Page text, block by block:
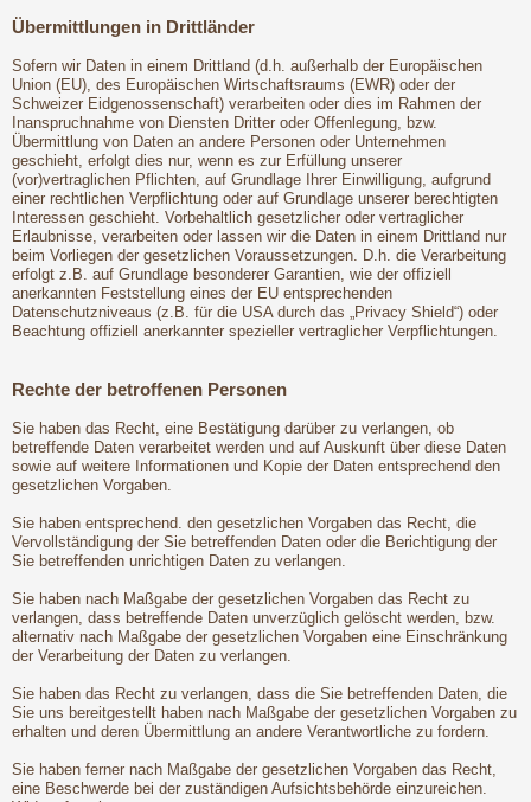
Übermittlungen in Drittländer
Sofern wir Daten in einem Drittland (d.h. außerhalb der Europäischen
Union (EU), des Europäischen Wirtschaftsraums (EWR) oder der
Schweizer Eidgenossenschaft) verarbeiten oder dies im Rahmen der
Inanspruchnahme von Diensten Dritter oder Offenlegung, bzw.
Übermittlung von Daten an andere Personen oder Unternehmen
geschieht, erfolgt dies nur, wenn es zur Erfüllung unserer
(vor)vertraglichen Pflichten, auf Grundlage Ihrer Einwilligung, aufgrund
einer rechtlichen Verpflichtung oder auf Grundlage unserer berechtigten
Interessen geschieht. Vorbehaltlich gesetzlicher oder vertraglicher
Erlaubnisse, verarbeiten oder lassen wir die Daten in einem Drittland nur
beim Vorliegen der gesetzlichen Voraussetzungen. D.h. die Verarbeitung
erfolgt z.B. auf Grundlage besonderer Garantien, wie der offiziell
anerkannten Feststellung eines der EU entsprechenden
Datenschutzniveaus (z.B. für die USA durch das „Privacy Shield“) oder
Beachtung offiziell anerkannter spezieller vertraglicher Verpflichtungen.
Rechte der betroffenen Personen
Sie haben das Recht, eine Bestätigung darüber zu verlangen, ob
betreffende Daten verarbeitet werden und auf Auskunft über diese Daten
sowie auf weitere Informationen und Kopie der Daten entsprechend den
gesetzlichen Vorgaben.
Sie haben entsprechend. den gesetzlichen Vorgaben das Recht, die
Vervollständigung der Sie betreffenden Daten oder die Berichtigung der
Sie betreffenden unrichtigen Daten zu verlangen.
Sie haben nach Maßgabe der gesetzlichen Vorgaben das Recht zu
verlangen, dass betreffende Daten unverzüglich gelöscht werden, bzw.
alternativ nach Maßgabe der gesetzlichen Vorgaben eine Einschränkung
der Verarbeitung der Daten zu verlangen.
Sie haben das Recht zu verlangen, dass die Sie betreffenden Daten, die
Sie uns bereitgestellt haben nach Maßgabe der gesetzlichen Vorgaben zu
erhalten und deren Übermittlung an andere Verantwortliche zu fordern.
Sie haben ferner nach Maßgabe der gesetzlichen Vorgaben das Recht,
eine Beschwerde bei der zuständigen Aufsichtsbehörde einzureichen.